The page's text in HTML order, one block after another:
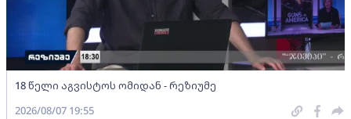
18 წელი აგვისტოს ომიდან - რეზიუმე
2026/08/07 19:55